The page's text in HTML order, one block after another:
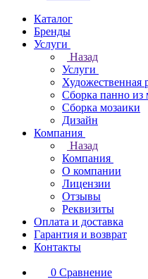
Каталог
Бренды
Услуги
Назад
Услуги
Художественная
Сборка панно из
Сборка мозаики
Дизайн
Компания
Назад
Компания
О компании
Лицензии
Отзывы
Реквизиты
Оплата и доставка
Гарантия и возврат
Контакты
0 Сравнение